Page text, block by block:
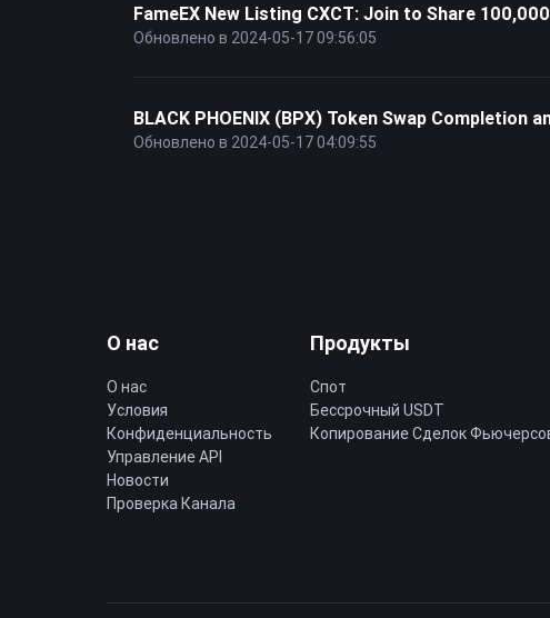
FameEX New Listing CXCT: Join to Share
Обновлено в 2024-05-17 09:56:05
BLACK PHOENIX (BPX) Token Swap Completion
Обновлено в 2024-05-17 04:09:55
О нас
О нас
Условия
Конфиденциальность
Управление API
Новости
Проверка Канала
Продукты
Спот
Бессрочный USDT
Копирование Cделок